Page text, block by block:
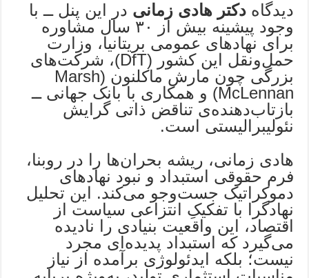
دیدگاهدکتر هادی زمانی در این پنل ــ با
وجود پیشینه بیش از ۳۰ سال مشاوره
برای نهادهای عمومی بریتانیا، وزارت
حمل‌ونقل این کشور (DfT)، شرکت‌های
بزرگی چون مارش ماکلنون (Marsh
McLennan) و همکاری با بانک جهانی ــ
بازتاب‌دهنده‌ی تناقض ذاتی گرایش
نئولیبرالیستی است.
هادی زمانی، ریشه بحران‌ها را در روبنا،
فرم حقوقی استبداد و نبود نهادهای
دموکراتیک جست‌وجو می‌کند. این تحلیل
نهادگرا با تفکیکِ انتزاعی سیاست از
اقتصاد، این واقعیت بنیادی را نادیده
می‌گیرد که استبداد پدیده‌ای مجرد
نیست؛ بلکه ایدئولوژی برآمد‌ه از نیاز